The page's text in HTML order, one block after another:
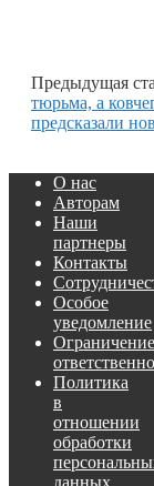
Предыдущая
тюрьма, а
предсказали
О нас
Авторам
Наши
партнеры
Контакты
Особое
уведомление
Ограничение
Политика
в
отношении
обработки
данных